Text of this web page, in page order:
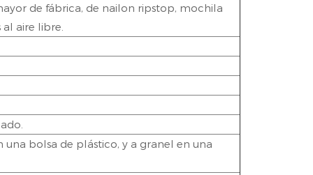
de fábrica, de nailon ripstop, mochila
aire libre.
bolsa de plástico, y a granel en una